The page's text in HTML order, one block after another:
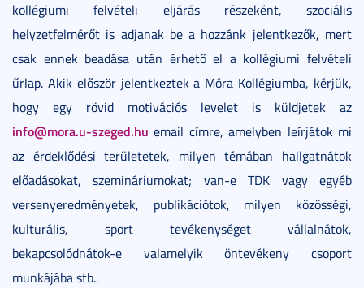
kollégiumi felvételi eljárás részeként, szociális
helyzetfelmérőt is adjanak be a hozzánk jelentkezők, mert
csak ennek beadása után érhető el a kollégiumi felvételi
űrlap. Akik először jelentkeztek a Móra Kollégiumba, kérjük,
hogy egy rövid motivációs levelet is küldjetek az
info@mora.u-szeged.hu email címre, amelyben leírjátok mi
az érdeklődési területetek, milyen témában hallgatnátok
előadásokat, szemináriumokat; van-e TDK vagy egyéb
versenyeredményetek, publikációtok, milyen közösségi,
kulturális, sport tevékenységet vállalnátok,
bekapcsolódnátok-e valamelyik öntevékeny csoport
munkájába stb..